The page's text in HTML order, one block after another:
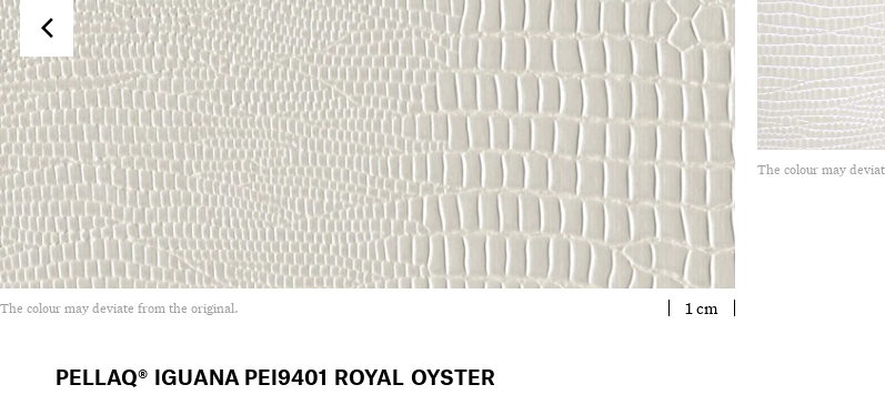
The colour may deviate from the original. 1 cm
The colour may
PELLAQ® IGUANA PEI9401 ROYAL OYSTER